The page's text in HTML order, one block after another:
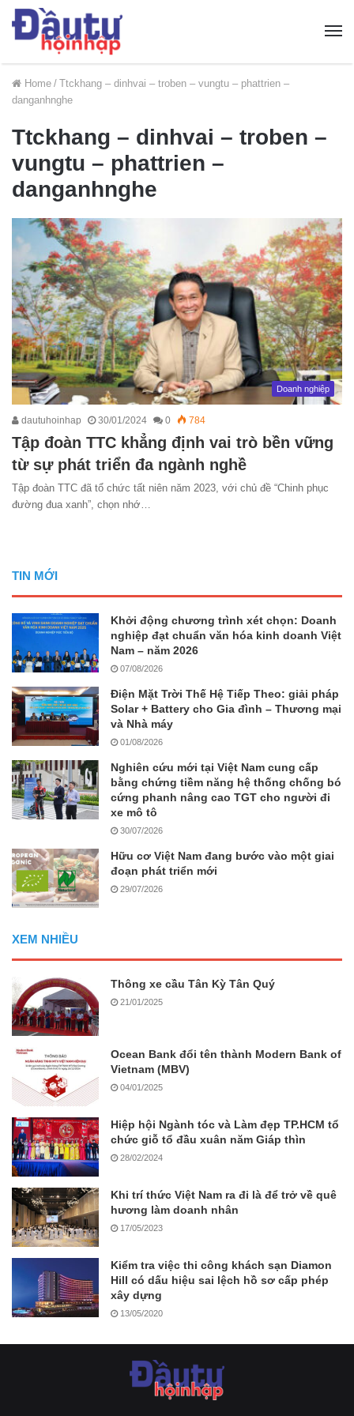
Home / Ttckhang – dinhvai – troben – vungtu – phattrien –
danganhnghe
Ttckhang – dinhvai – troben –
vungtu – phattrien –
danganhnghe
Doanh nghiệp
dautuhoinhap 30/01/2024 0 784
Tập đoàn TTC khẳng định vai trò bền vững
từ sự phát triển đa ngành nghề
Tập đoàn TTC đã tổ chức tất niên năm 2023, với chủ đề “Chinh phục
đường đua xanh”, chọn nhớ…
TIN MỚI
Khởi động chương trình xét chọn: Doanh
nghiệp đạt chuẩn văn hóa kinh doanh Việt
Nam – năm 2026
07/08/2026
Điện Mặt Trời Thế Hệ Tiếp Theo: giải pháp
Solar + Battery cho Gia đình – Thương mại
và Nhà máy
01/08/2026
Nghiên cứu mới tại Việt Nam cung cấp
bằng chứng tiềm năng hệ thống chống bó
cứng phanh nâng cao TGT cho người đi
xe mô tô
30/07/2026
Hữu cơ Việt Nam đang bước vào một giai
đoạn phát triển mới
29/07/2026
XEM NHIỀU
Thông xe cầu Tân Kỳ Tân Quý
21/01/2025
Ocean Bank đổi tên thành Modern Bank of
Vietnam (MBV)
04/01/2025
Hiệp hội Ngành tóc và Làm đẹp TP.HCM tổ
chức giỗ tổ đầu xuân năm Giáp thìn
28/02/2024
Khi trí thức Việt Nam ra đi là để trở về quê
hương làm doanh nhân
17/05/2023
Kiểm tra việc thi công khách sạn Diamon
Hill có dấu hiệu sai lệch hồ sơ cấp phép
xây dựng
13/05/2020